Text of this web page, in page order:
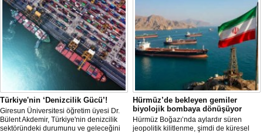
bölgedeki gıda güvenliğini tehdit ediyor.
birliğiyle hayata geçirilecek olan 14.
TAYK - Eker Olympos Regatta, 7
Ağustos'ta start alacak ve 16 Ağustos'a
kadar deniz tutkunlarını bir araya
getirecek. "Rüzgâ
Türkiye'nin ‘Denizcilik Gücü’!
Giresun Üniversitesi öğretim üyesi Dr.
Bülent Akdemir, Türkiye'nin denizcilik
sektöründeki durumunu ve geleceğini
Hürmüz’de bekleyen gemiler
biyolojik bombaya dönüşüyor
Hürmüz Boğazı’nda aylardır süren
jeopolitik kilitlenme, şimdi de küresel